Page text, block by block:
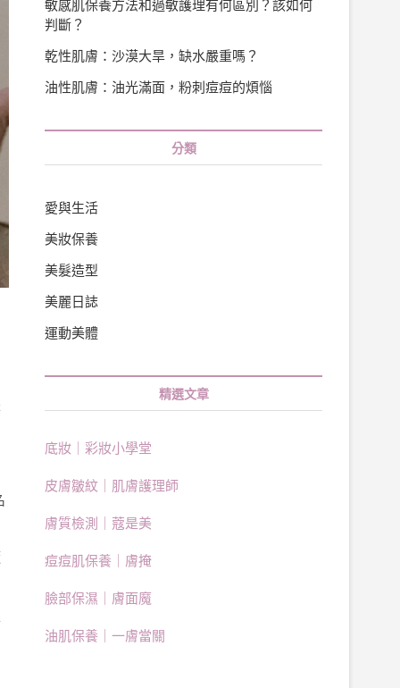
敏感肌保養方法和過敏護理有何區別？該如何
判斷？
乾性肌膚：沙漠大旱，缺水嚴重嗎？
油性肌膚：油光滿面，粉刺痘痘的煩惱
分類
愛與生活
美妝保養
美髮造型
美麗日誌
運動美體
精選文章
底妝｜彩妝小學堂
皮膚皺紋｜肌膚護理師
膚質檢測｜蔻是美
痘痘肌保養｜膚掩
臉部保濕｜膚面魔
油肌保養｜一膚當關